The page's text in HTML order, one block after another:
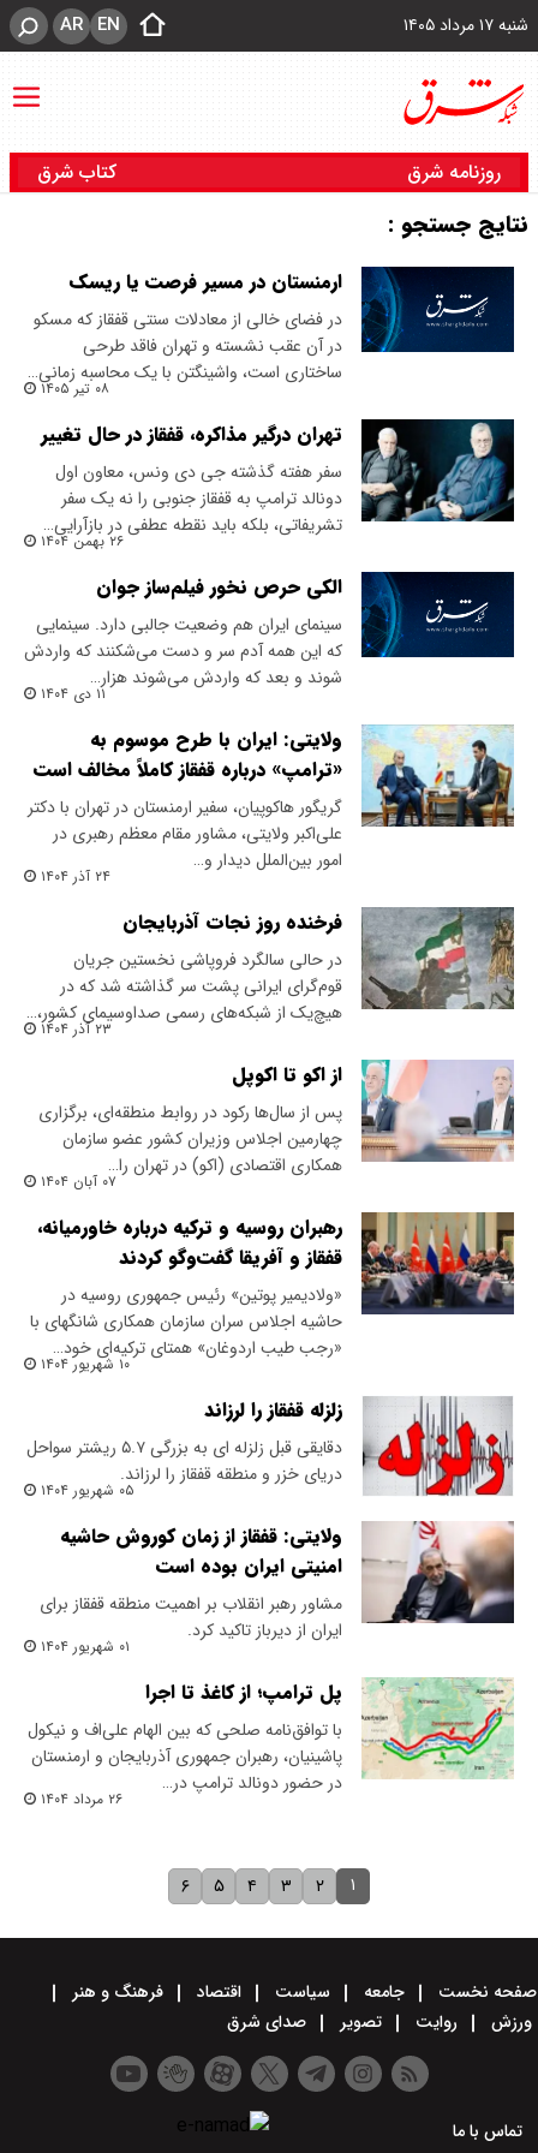
شنبه ۱۷ مرداد ۱۴۰۵ EN
AR
روزنامه شرق کتاب شرق
نتایج جستجو :
ارمنستان در مسیر فرصت یا ریسک
در فضای خالی از معادلات سنتی قفقاز که مسکو
در آن عقب‌ نشسته و تهران فاقد طرحی
ساختاری است، واشینگتن با یک محاسبه زمانی…
۰۸ تیر ۱۴۰۵
تهران درگیر مذاکره، قفقاز در حال تغییر
سفر هفته گذشته جی دی ونس، معاون اول
دونالد ترامپ به قفقاز جنوبی را نه یک سفر
تشریفاتی، بلکه باید نقطه عطفی در بازآرایی…
۲۶ بهمن ۱۴۰۴
الکی حرص نخور فیلم‌ساز جوان
سینمای ایران هم وضعیت جالبی دارد. سینمایی
که این همه آدم سر و دست می‌شکنند که واردش
شوند و بعد که واردش می‌شوند هزار…
۱۱ دی ۱۴۰۴
ولایتی: ایران با طرح موسوم به
«ترامپ» درباره قفقاز کاملاً مخالف است
گریگور هاکوپیان، سفیر ارمنستان در تهران با دکتر
علی‌اکبر ولایتی، مشاور مقام معظم رهبری در
امور بین‌الملل دیدار و…
۲۴ آذر ۱۴۰۴
فرخنده روز نجات آذربایجان
در حالی سالگرد فروپاشی نخستین جریان
قوم‌گرای ایرانی پشت سر گذاشته شد که در
هیچ‌یک از شبکه‌های رسمی صداوسیمای کشور،…
۲۳ آذر ۱۴۰۴
از اکو تا اکوپل
پس از سال‌ها رکود در روابط منطقه‌ای، برگزاری
چهارمین اجلاس وزیران کشور عضو سازمان
همکاری اقتصادی (اکو) در تهران را…
۰۷ آبان ۱۴۰۴
رهبران روسیه و ترکیه درباره خاورمیانه،
قفقاز و آفریقا گفت‌وگو کردند
​«ولادیمیر پوتین» رئیس جمهوری روسیه در
حاشیه اجلاس سران سازمان همکاری شانگهای با
«رجب طیب اردوغان» همتای ترکیه‌ای خود…
۱۰ شهریور ۱۴۰۴
زلزله قفقاز را لرزاند
دقایقی قبل زلزله ای به بزرگی ۵.۷ ریشتر سواحل
دریای خزر و منطقه قفقاز را لرزاند.
۰۵ شهریور ۱۴۰۴
ولایتی: قفقاز از زمان کوروش حاشیه
امنیتی ایران بوده است
مشاور رهبر انقلاب بر اهمیت منطقه قفقاز برای
ایران از دیرباز تاکید کرد.
۰۱ شهریور ۱۴۰۴
پل ترامپ؛ از کاغذ تا اجرا
با توافق‌نامه صلحی که بین الهام علی‌اف و نیکول
پاشینیان، رهبران جمهوری آذربایجان و ارمنستان
در حضور دونالد ترامپ در…
۲۶ مرداد ۱۴۰۴
۱ ۲ ۳ ۴ ۵ ۶
صفحه نخست جامعه سیاست اقتصاد
فرهنگ و هنر
ورزش
روایت تصویر صدای شرق
تماس با ما